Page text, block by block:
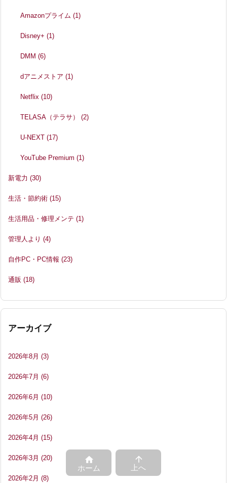
Amazonプライム(1)
Disney+(1)
DMM(6)
dアニメストア(1)
Netflix(10)
TELASA（テラサ）(2)
U-NEXT(17)
YouTube Premium(1)
新電力 (30)
生活・節約術 (15)
生活用品・修理メンテ (1)
管理人より (4)
自作PC・PC情報 (23)
通販 (18)
アーカイブ
2026年8月 (3)
2026年7月 (6)
2026年6月 (10)
2026年5月 (26)
2026年4月 (15)
2026年3月 (20)
2026年2月 (8)

ホーム

上へ